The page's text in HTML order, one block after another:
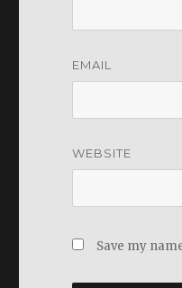
EMAIL
WEBSITE
Save my